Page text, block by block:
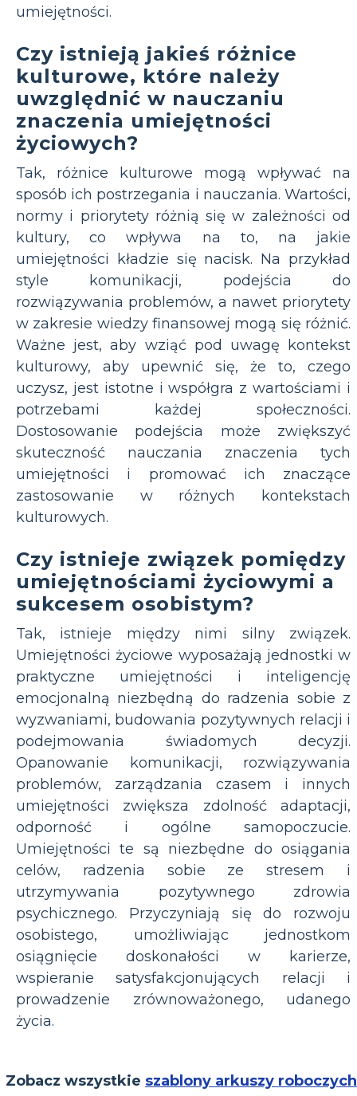
umiejętności.
Czy istnieją jakieś różnice
kulturowe, które należy
uwzględnić w nauczaniu
znaczenia umiejętności
życiowych?
Tak, różnice kulturowe mogą wpływać na
sposób ich postrzegania i nauczania. Wartości,
normy i priorytety różnią się w zależności od
kultury, co wpływa na to, na jakie
umiejętności kładzie się nacisk. Na przykład
style komunikacji, podejścia do
rozwiązywania problemów, a nawet priorytety
w zakresie wiedzy finansowej mogą się różnić.
Ważne jest, aby wziąć pod uwagę kontekst
kulturowy, aby upewnić się, że to, czego
uczysz, jest istotne i współgra z wartościami i
potrzebami każdej społeczności.
Dostosowanie podejścia może zwiększyć
skuteczność nauczania znaczenia tych
umiejętności i promować ich znaczące
zastosowanie w różnych kontekstach
kulturowych.
Czy istnieje związek pomiędzy
umiejętnościami życiowymi a
sukcesem osobistym?
Tak, istnieje między nimi silny związek.
Umiejętności życiowe wyposażają jednostki w
praktyczne umiejętności i inteligencję
emocjonalną niezbędną do radzenia sobie z
wyzwaniami, budowania pozytywnych relacji i
podejmowania świadomych decyzji.
Opanowanie komunikacji, rozwiązywania
problemów, zarządzania czasem i innych
umiejętności zwiększa zdolność adaptacji,
odporność i ogólne samopoczucie.
Umiejętności te są niezbędne do osiągania
celów, radzenia sobie ze stresem i
utrzymywania pozytywnego zdrowia
psychicznego. Przyczyniają się do rozwoju
osobistego, umożliwiając jednostkom
osiągnięcie doskonałości w karierze,
wspieranie satysfakcjonujących relacji i
prowadzenie zrównoważonego, udanego
życia.
Zobacz wszystkie szablony arkuszy roboczych